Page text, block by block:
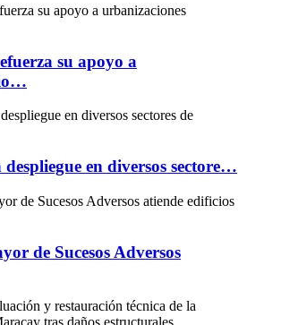
su apoyo a
en diversos sectore…
de Sucesos Adversos